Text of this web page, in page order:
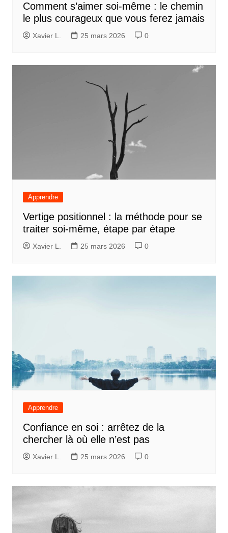
Comment s’aimer soi-même : le chemin
le plus courageux que vous ferez jamais
Xavier L. 25 mars 2026 0
Apprendre
Vertige positionnel : la méthode pour se
traiter soi-même, étape par étape
Xavier L. 25 mars 2026 0
Apprendre
Confiance en soi : arrêtez de la
chercher là où elle n’est pas
Xavier L. 25 mars 2026 0